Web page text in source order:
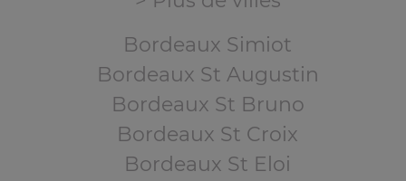
Bordeaux Simiot
Bordeaux St Augustin
Bordeaux St Bruno
Bordeaux St Croix
Bordeaux St Eloi